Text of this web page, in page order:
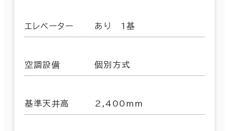
エレベーター あり 1基
空調設備 個別方式
基準天井高 2,400mm